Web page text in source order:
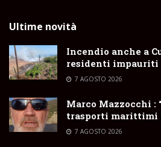
Ultime novità
Incendio anche a
residenti impauriti
7 AGOSTO 2026
Marco Mazzocchi
trasporti marittimi
7 AGOSTO 2026